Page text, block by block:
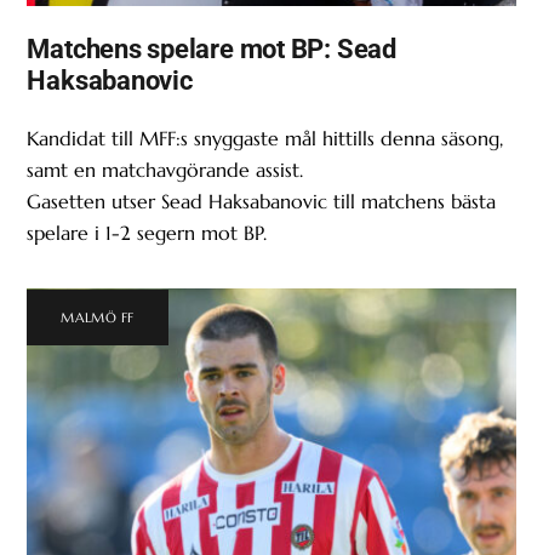
Matchens spelare mot BP: Sead
Haksabanovic
Kandidat till MFF:s snyggaste mål hittills denna säsong,
samt en matchavgörande assist.
Gasetten utser Sead Haksabanovic till matchens bästa
spelare i 1-2 segern mot BP.
MALMÖ FF